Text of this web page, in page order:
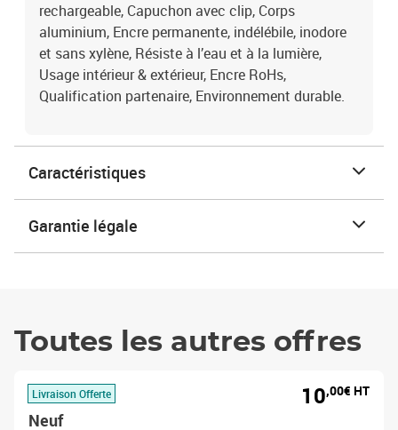
rechargeable, Capuchon avec clip, Corps
aluminium, Encre permanente, indélébile, inodore
et sans xylène, Résiste à l’eau et à la lumière,
Usage intérieur & extérieur, Encre RoHs,
Qualification partenaire, Environnement durable.
Caractéristiques
Garantie légale
Toutes les autres offres
Livraison Offerte
Neuf
10,00€ HT